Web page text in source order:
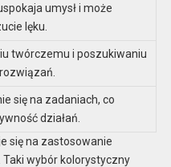
umysł i może
lęku.
twórczemu i poszukiwaniu
się na zadaniach, co
działań.
się na zastosowanie
wybór kolorystyczny